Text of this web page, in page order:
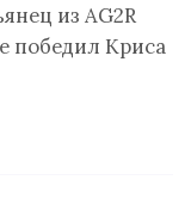
из AG2R
победил Криса